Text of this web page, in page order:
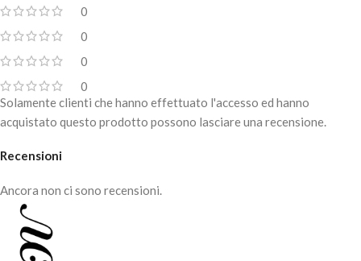
legno di betulla
Leggero (2,9 g), comodo da
aumenta l'igiene e la sicurezza della
procedura
La confezione contiene 50 pezzi
0
0
0
0
Recensioni
Ancora non ci sono recensioni.
Solamente clienti che hanno effettuato l'accesso ed hanno
acquistato questo prodotto possono lasciare una recensione.